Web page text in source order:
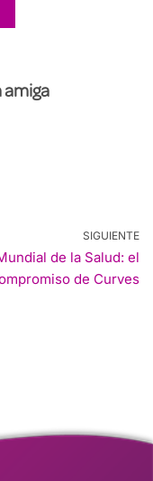
SIGUIENTE
de la Salud: el
de Curves